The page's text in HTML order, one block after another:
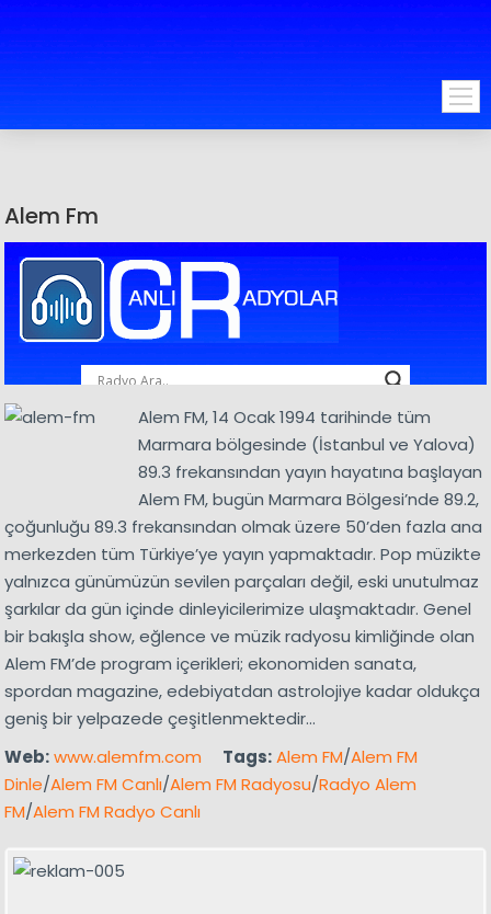
Alem Fm
Alem FM, 14 Ocak 1994 tarihinde tüm
Marmara bölgesinde (İstanbul ve Yalova)
89.3 frekansından yayın hayatına başlayan
Alem FM, bugün Marmara Bölgesi’nde 89.2,
çoğunluğu 89.3 frekansından olmak üzere 50’den fazla ana
merkezden tüm Türkiye’ye yayın yapmaktadır. Pop müzikte
yalnızca günümüzün sevilen parçaları değil, eski unutulmaz
şarkılar da gün içinde dinleyicilerimize ulaşmaktadır. Genel
bir bakışla show, eğlence ve müzik radyosu kimliğinde olan
Alem FM’de program içerikleri; ekonomiden sanata,
spordan magazine, edebiyatdan astrolojiye kadar oldukça
geniş bir yelpazede çeşitlenmektedir…
Web:www.alemfm.com Tags:Alem FM/Alem FM
Dinle/Alem FM Canlı/Alem FM Radyosu/Radyo Alem
FM/Alem FM Radyo Canlı